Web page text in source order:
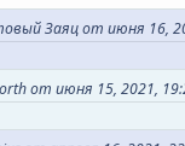
Заяц от июня 16,
от июня 15, 2021,